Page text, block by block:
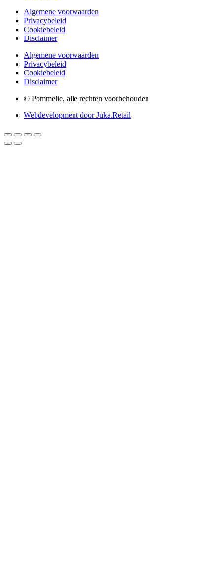
Algemene voorwaarden
Privacybeleid
Cookiebeleid
Disclaimer
Algemene voorwaarden
Privacybeleid
Cookiebeleid
Disclaimer
© Pommelie, alle rechten voorbehouden
Webdevelopment door Juka.Retail